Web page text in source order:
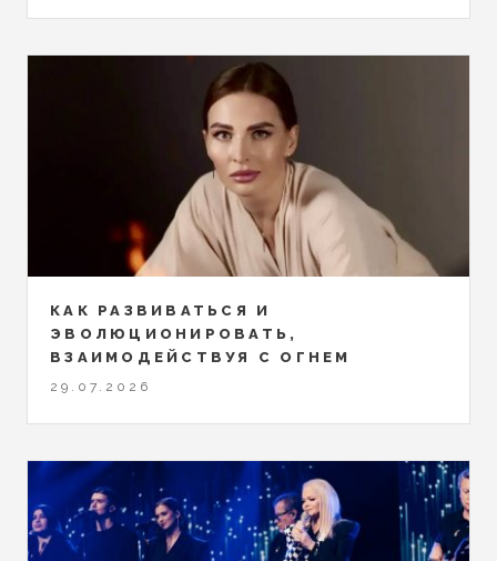
КАК РАЗВИВАТЬСЯ И
ЭВОЛЮЦИОНИРОВАТЬ,
ВЗАИМОДЕЙСТВУЯ С ОГНЕМ
29.07.2026